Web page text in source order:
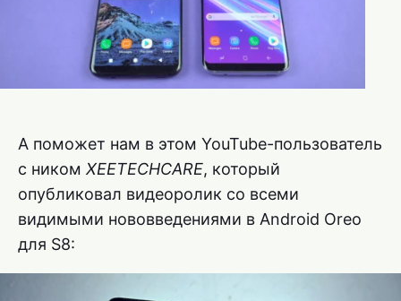
А поможет нам в этом YouTube-пользователь
с ником XEETECHCARE, который
опубликовал видеоролик со всеми
видимыми нововведениями в Android Oreo
для S8: